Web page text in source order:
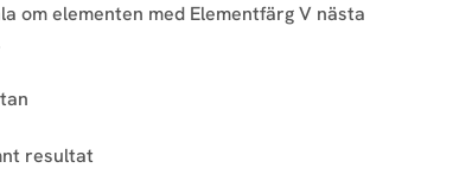
om elementen med Elementfärg V nästa
resultat